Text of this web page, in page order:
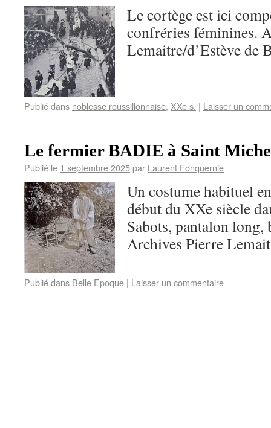
Le cortège est ici
confréries féminines.
Lemaitre/d’Estève de
Publié dans noblesse roussillonnaise, XXe s. | Laisser un
Le fermier BADIE à Saint
Publié le 1 septembre 2025par Laurent Fonquernie
Un costume habituel
début du XXe siècle
Sabots, pantalon long,
Archives Pierre
Publié dans Belle Epoque | Laisser un commentaire